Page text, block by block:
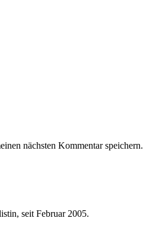
nächsten Kommentar speichern.
seit Februar 2005.